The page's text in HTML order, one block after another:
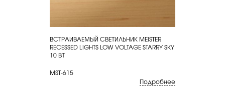
КУПИТЬ
ВСТРАИВАЕМЫЙ СВЕТИЛЬНИК MEISTER
RECESSED LIGHTS LOW VOLTAGE STARRY SKY
10 ВТ
MST-615
Подробнее